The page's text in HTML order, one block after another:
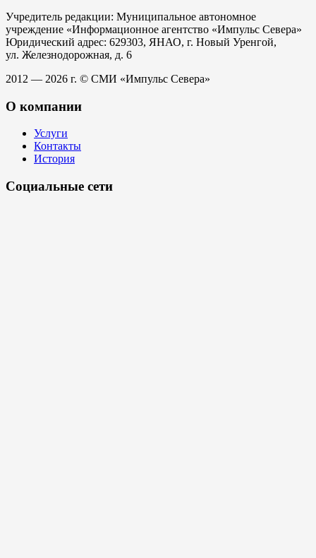
Учредитель редакции: Муниципальное автономное
учреждение «Информационное агентство «Импульс Севера»
Юридический адрес: 629303, ЯНАО, г. Новый Уренгой,
ул. Железнодорожная, д. 6
2012 — 2026 г. © СМИ «Импульс Севера»
О компании
Услуги
Контакты
История
Социальные сети